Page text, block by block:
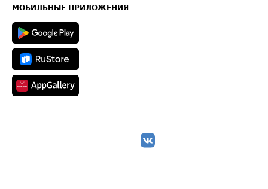
Техническая информация
МОБИЛЬНЫЕ ПРИЛОЖЕНИЯ